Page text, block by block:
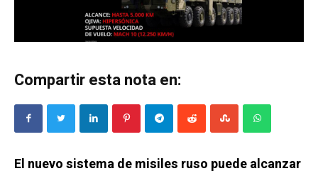
Compartir esta nota en:
El nuevo sistema de misiles ruso puede alcanzar